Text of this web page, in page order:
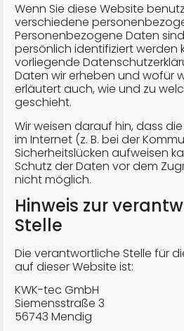
Wenn Sie diese Website
verschiedene
Personenbezogene Daten
persönlich identifiziert werden
vorliegende
Daten wir erheben und wofür
erläutert auch, wie und zu
geschieht.
Wir weisen darauf hin, dass
im Internet (z. B. bei der
Sicherheitslücken aufweisen
Schutz der Daten vor dem
nicht möglich.
Hinweis zur
Stelle
Die verantwortliche Stelle für
auf dieser Website ist:
KWK-tec GmbH
Siemensstraße 3
56743 Mendig